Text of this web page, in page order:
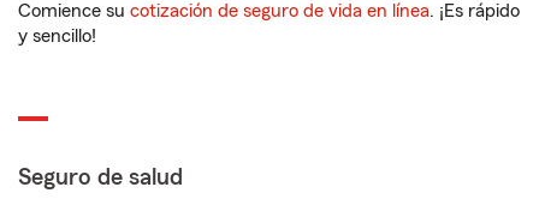
Comience su cotización de seguro de vida en línea. ¡Es rápido
y sencillo!
Seguro de salud